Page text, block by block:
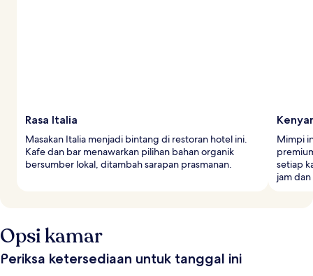
Rasa Italia
Masakan Italia menjadi bintang di restoran hotel ini.
Kafe dan bar menawarkan pilihan bahan organik
bersumber lokal, ditambah sarapan prasmanan.
Mimpi
setiap
jam
Opsi kamar
Periksa ketersediaan untuk tanggal ini